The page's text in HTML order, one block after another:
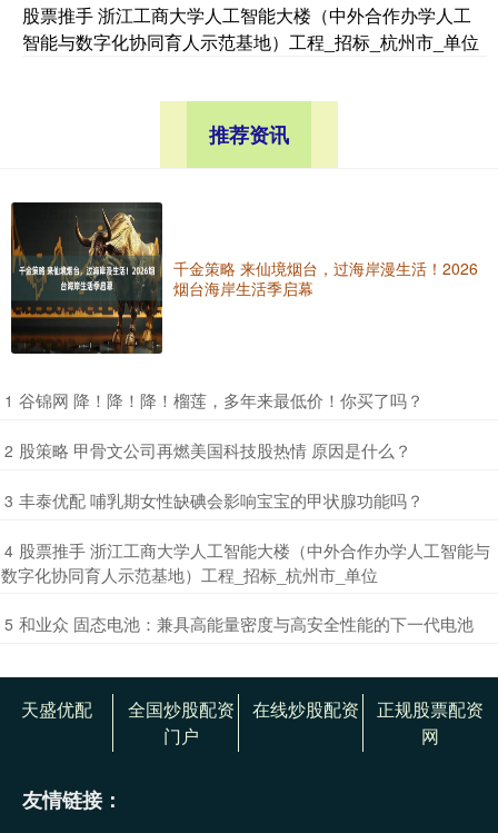
股票推手 浙江工商大学人工智能大楼（中外合作办学人工
智能与数字化协同育人示范基地）工程_招标_杭州市_单位
推荐资讯
千金策略 来仙境烟台，过海岸漫生活！2026
烟台海岸生活季启幕
1 ​谷锦网 降！降！降！榴莲，多年来最低价！你买了吗？
2 ​股策略 甲骨文公司再燃美国科技股热情 原因是什么？
3 ​丰泰优配 哺乳期女性缺碘会影响宝宝的甲状腺功能吗？
4 ​股票推手 浙江工商大学人工智能大楼（中外合作办学人工智能与
数字化协同育人示范基地）工程_招标_杭州市_单位
5 ​和业众 固态电池：兼具高能量密度与高安全性能的下一代电池
天盛优配
全国炒股配资
门户
在线炒股配资
正规股票配资
网
友情链接：